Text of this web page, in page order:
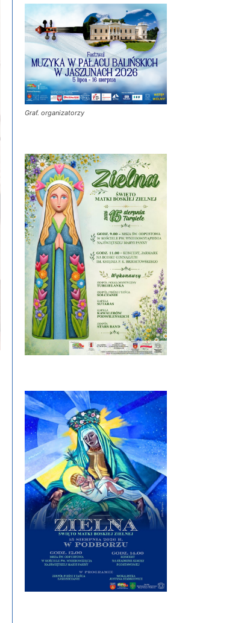
Graf. organizatorzy